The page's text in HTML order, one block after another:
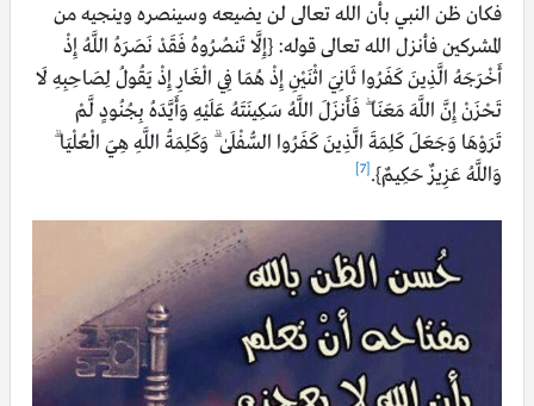
فكان ظن النبي بأن الله تعالى لن يضيعه وسينصره وينجيه من
المشركين فأنزل الله تعالى قوله: {إِلَّا تَنصُرُوهُ فَقَدْ نَصَرَهُ اللَّهُ إِذْ
أَخْرَجَهُ الَّذِينَ كَفَرُوا ثَانِيَ اثْنَيْنِ إِذْ هُمَا فِي الْغَارِ إِذْ يَقُولُ لِصَاحِبِهِ لَا
تَحْزَنْ إِنَّ اللَّهَ مَعَنَا ۖ فَأَنزَلَ اللَّهُ سَكِينَتَهُ عَلَيْهِ وَأَيَّدَهُ بِجُنُودٍ لَّمْ
تَرَوْهَا وَجَعَلَ كَلِمَةَ الَّذِينَ كَفَرُوا السُّفْلَىٰ ۗ وَكَلِمَةُ اللَّهِ هِيَ الْعُلْيَا ۗ
وَاللَّهُ عَزِيزٌ حَكِيمٌ}.[7]